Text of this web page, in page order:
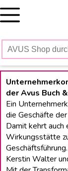
Skip
to
der Avus Buch
Ein
die Geschäfte
Damit kehrt auch
Wirkungsstätte
Kerstin Walter